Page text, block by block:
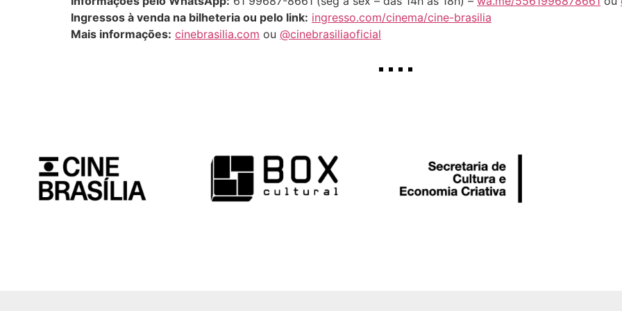
Ingressos à venda na bilheteria ou pelo link: ingresso.com/cinema/cine-brasilia
Mais informações: cinebrasilia.com ou @cinebrasiliaoficial